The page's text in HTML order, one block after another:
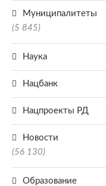
Муниципалитеты
(5 845)
Наука
Нацбанк
Нацпроекты РД
Новости
(56 130)
Образование